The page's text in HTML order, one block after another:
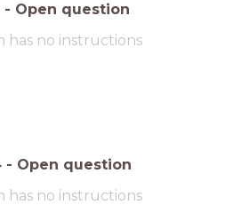
- Open question
has no instructions
- Open question
has no instructions